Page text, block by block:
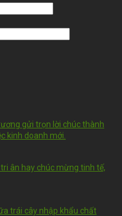
gửi trọn lời chúc thành
kinh doanh mới.
ân hay chúc mừng tinh tế,
trái cây nhập khẩu chất